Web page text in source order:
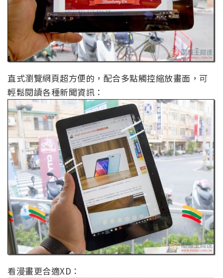
直式瀏覽網頁超方便的，配合多點觸控縮放畫面，可
輕鬆閱讀各種新聞資訊：
看漫畫更合適XD：